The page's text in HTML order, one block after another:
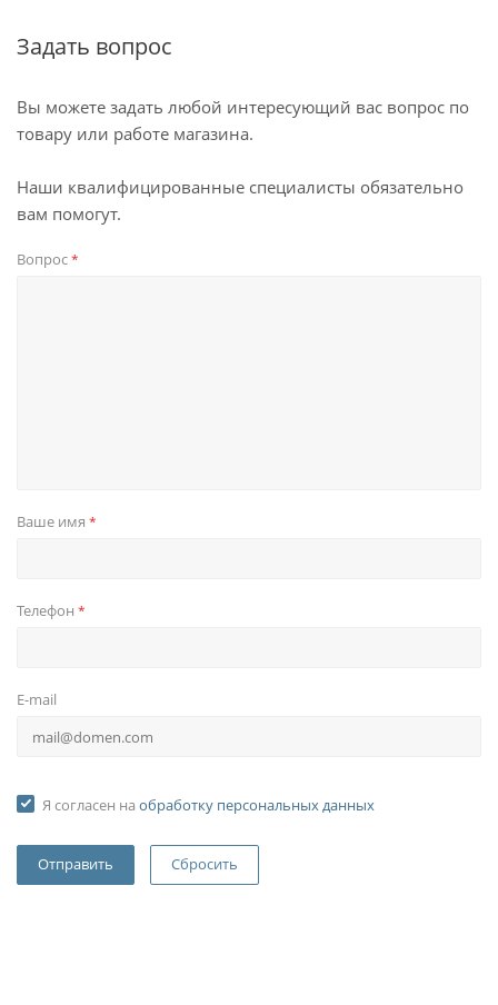
Задать вопрос
Вы можете задать любой интересующий вас вопрос по
товару или работе магазина.
Наши квалифицированные специалисты обязательно
вам помогут.
Вопрос*
Ваше имя *
Телефон *
E-mail
Я согласен на обработку персональных данных
Сбросить